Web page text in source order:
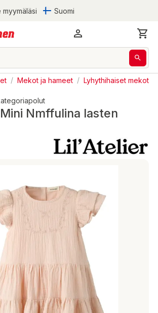
myymäläsi Suomi
/ Mekot ja hameet / Lyhythihaiset mekot
Nmffulina lasten